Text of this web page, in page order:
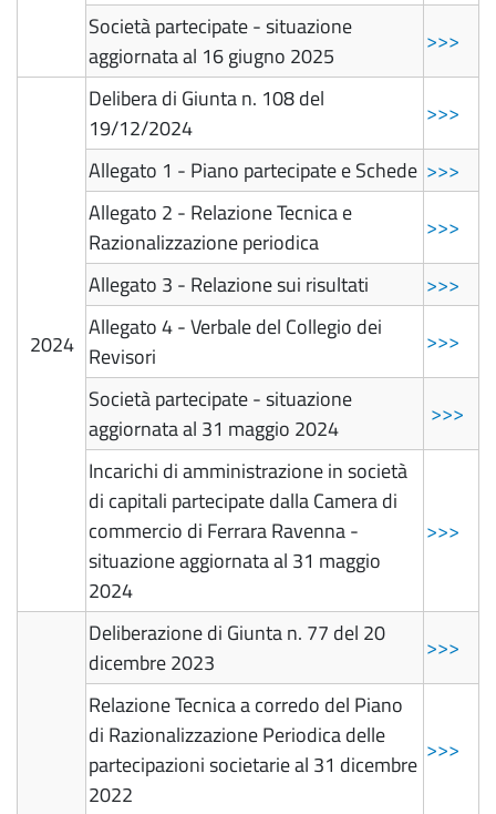
Società partecipate - situazione
aggiornata al 16 giugno 2025
>>>
2024
Delibera di Giunta n. 108 del
19/12/2024
>>>
Allegato 1 - Piano partecipate e Schede >>>
Allegato 2 - Relazione Tecnica e
Razionalizzazione periodica
>>>
Allegato 3 - Relazione sui risultati
>>>
Allegato 4 - Verbale del Collegio dei
Revisori
>>>
Società partecipate - situazione
aggiornata al 31 maggio 2024
>>>
Incarichi di amministrazione in società
di capitali partecipate dalla Camera di
commercio di Ferrara Ravenna -
situazione aggiornata al 31 maggio
2024
>>>
Deliberazione di Giunta n. 77 del 20
dicembre 2023
>>>
Relazione Tecnica a corredo del Piano
di Razionalizzazione Periodica delle
partecipazioni societarie al 31 dicembre
2022
>>>